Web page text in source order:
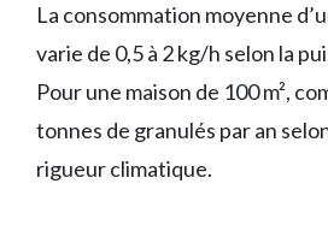
La consommation moyenne
varie de 0,5 à 2 kg/h selon la
Pour une maison de 100 m²,
tonnes de granulés par an
rigueur climatique.